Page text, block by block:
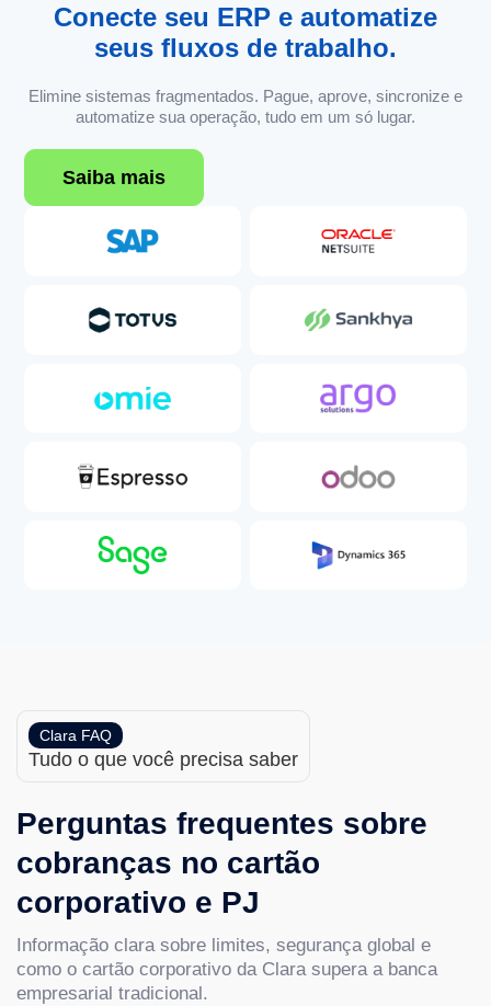
Conecte seu ERP e automatize
seus fluxos de trabalho.
Elimine sistemas fragmentados. Pague, aprove, sincronize e
automatize sua operação, tudo em um só lugar.
Saiba mais
Clara FAQ
Tudo o que você precisa saber
Perguntas frequentes sobre
cobranças no cartão
corporativo e PJ
Informação clara sobre limites, segurança global e
como o cartão corporativo da Clara supera a banca
empresarial tradicional.